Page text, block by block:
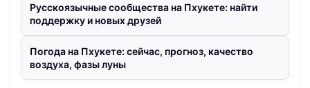
Русскоязычные сообщества на Пхукете: найти
поддержку и новых друзей
Погода на Пхукете: сейчас, прогноз, качество
воздуха, фазы луны